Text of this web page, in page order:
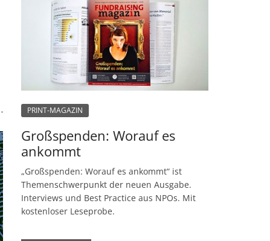
PRINT-MAGAZIN
Großspenden: Worauf es
ankommt
„Großspenden: Worauf es ankommt“ ist
Themenschwerpunkt der neuen Ausgabe.
Interviews und Best Practice aus NPOs. Mit
kostenloser Leseprobe.